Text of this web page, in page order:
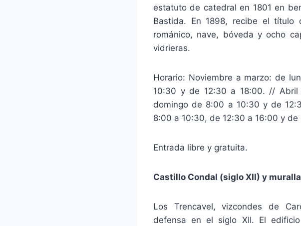
estatuto de catedral en 1801 en
Bastida. En 1898, recibe el título
románico, nave, bóveda y ocho
vidrieras.
Horario: Noviembre a marzo: de
10:30 y de 12:30 a 18:00. //
domingo de 8:00 a 10:30 y de
8:00 a 10:30, de 12:30 a 16:00 y
Entrada libre y gratuita.
Castillo Condal (siglo XII) y
Los Trencavel, vizcondes de
defensa en el siglo XII. El